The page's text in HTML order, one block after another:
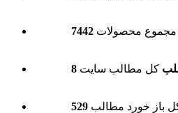
مجموع محصولات
کل مطالب سایت
باز خورد مطالب